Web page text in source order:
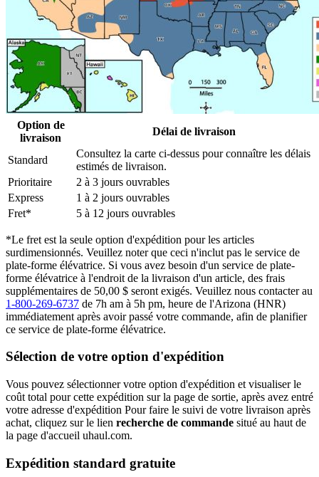
Option de
livraison
Délai de livraison
Standard
Consultez la carte ci-dessus pour connaître les délais
estimés de livraison.
Prioritaire
2 à 3 jours ouvrables
Express
1 à 2 jours ouvrables
Fret*
5 à 12 jours ouvrables
*Le fret est la seule option d'expédition pour les articles
surdimensionnés. Veuillez noter que ceci n'inclut pas le service de
plate-forme élévatrice. Si vous avez besoin d'un service de plate-
forme élévatrice à l'endroit de la livraison d'un article, des frais
supplémentaires de 50,00 $ seront exigés. Veuillez nous contacter au
1-800-269-6737 de 7h am à 5h pm, heure de l'Arizona (HNR)
immédiatement après avoir passé votre commande, afin de planifier
ce service de plate-forme élévatrice.
Sélection de votre option d'expédition
Vous pouvez sélectionner votre option d'expédition et visualiser le
coût total pour cette expédition sur la page de sortie, après avez entré
votre adresse d'expédition Pour faire le suivi de votre livraison après
achat, cliquez sur le lien recherche de commande situé au haut de
la page d'accueil uhaul.com.
Expédition standard gratuite